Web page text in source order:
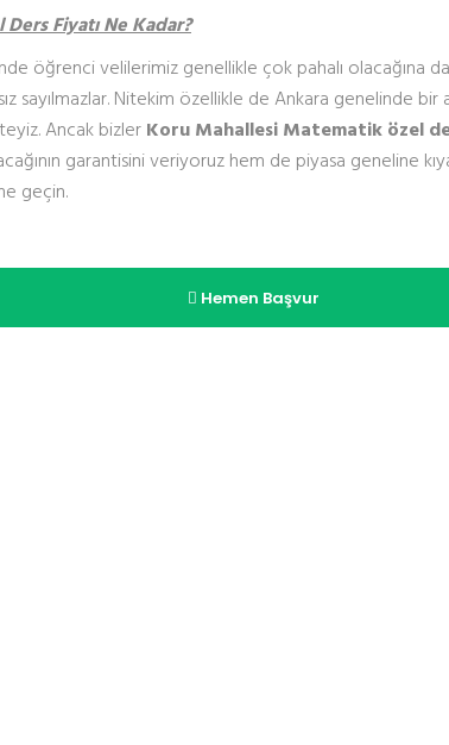
Fiyatı Ne Kadar?
öğrenci velilerimiz genellikle çok pahalı olacağına
sayılmazlar. Nitekim özellikle de Ankara genelinde bir
Ancak bizlerKoru Mahallesi Matematik özel
garantisini veriyoruz hem de piyasa geneline
geçin.
Hemen Başvur